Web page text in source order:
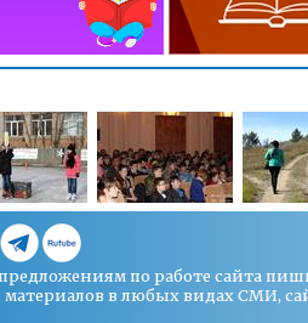
по работе сайта
в любых видах СМИ,